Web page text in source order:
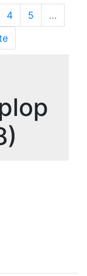
4 5
…